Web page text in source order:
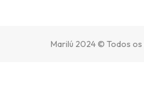
Marilú 2024 © Todos